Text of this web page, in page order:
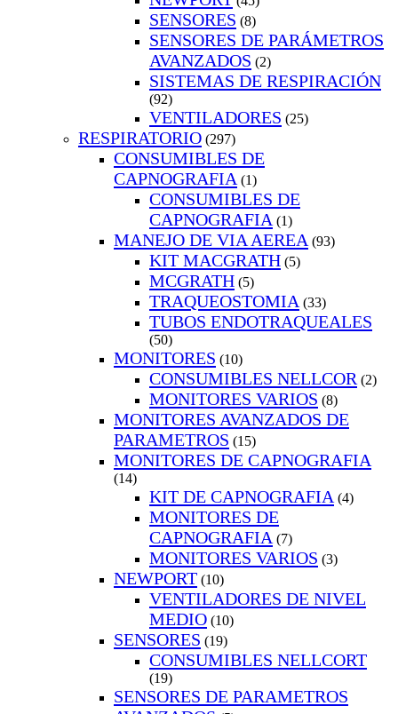
SENSORES (8)
SENSORES DE PARÁMETROS
AVANZADOS (2)
SISTEMAS DE RESPIRACIÓN
(92)
VENTILADORES (25)
RESPIRATORIO (297)
CONSUMIBLES DE
CAPNOGRAFIA (1)
CONSUMIBLES DE
CAPNOGRAFIA (1)
MANEJO DE VIA AEREA (93)
KIT MACGRATH (5)
MCGRATH (5)
TRAQUEOSTOMIA (33)
TUBOS ENDOTRAQUEALES
(50)
MONITORES (10)
CONSUMIBLES NELLCOR (2)
MONITORES VARIOS (8)
MONITORES AVANZADOS DE
PARAMETROS (15)
MONITORES DE CAPNOGRAFIA
(14)
KIT DE CAPNOGRAFIA (4)
MONITORES DE
CAPNOGRAFIA (7)
MONITORES VARIOS (3)
NEWPORT (10)
VENTILADORES DE NIVEL
MEDIO (10)
SENSORES (19)
CONSUMIBLES NELLCORT
(19)
SENSORES DE PARAMETROS